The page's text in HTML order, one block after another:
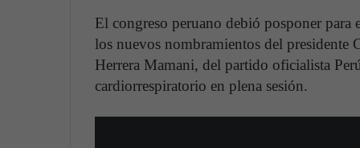
El congreso peruano debió posponer
los nuevos nombramientos del presidente
Herrera Mamani, del partido oficialista
cardiorrespiratorio en plena sesión.